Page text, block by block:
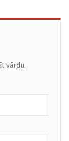
vārdu.